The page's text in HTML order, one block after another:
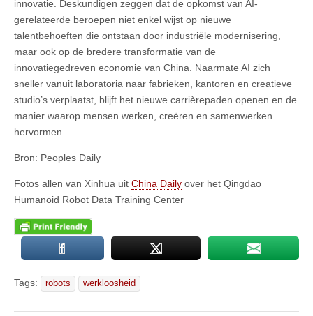
innovatie. Deskundigen zeggen dat de opkomst van AI-
gerelateerde beroepen niet enkel wijst op nieuwe
talentbehoeften die ontstaan door industriële modernisering,
maar ook op de bredere transformatie van de
innovatiegedreven economie van China. Naarmate AI zich
sneller vanuit laboratoria naar fabrieken, kantoren en creatieve
studio’s verplaatst, blijft het nieuwe carrièrepaden openen en de
manier waarop mensen werken, creëren en samenwerken
hervormen
Bron: Peoples Daily
Fotos allen van Xinhua uit China Daily over het Qingdao
Humanoid Robot Data Training Center
Tags: robots werkloosheid